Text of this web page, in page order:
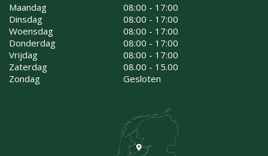
Maandag
08:00 - 17:00
Dinsdag
08:00 - 17:00
Woensdag
08:00 - 17:00
Donderdag
08:00 - 17:00
Vrijdag
08:00 - 17:00
Zaterdag
08.00 - 15.00
Zondag
Gesloten